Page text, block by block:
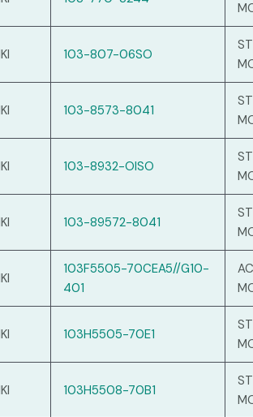
103-807-06SO
103-8573-8041
103-8932-OISO
103-89572-8041
103F5505-70CEA5//G10-
401
103H5505-70E1
103H5508-70B1